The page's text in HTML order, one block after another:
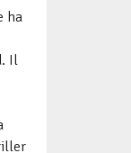
ha
Il